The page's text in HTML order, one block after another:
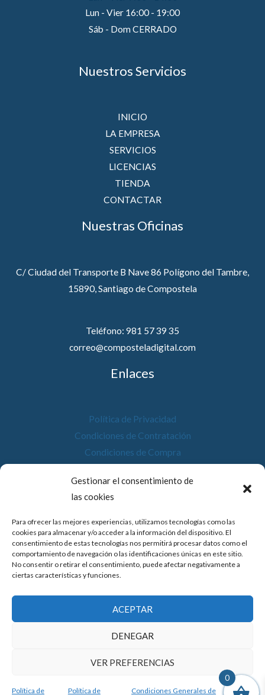
Gestionar el consentimiento de
las cookies
Para ofrecer las mejores experiencias, utilizamos tecnologías como las
cookies para almacenar y/o acceder a la información del dispositivo. El
consentimiento de estas tecnologías nos permitirá procesar datos como el
comportamiento de navegación o las identificaciones únicas en este sitio.
No consentir o retirar el consentimiento, puede afectar negativamente a
ciertas características y funciones.
ACEPTAR
DENEGAR
VER PREFERENCIAS
Política de Política de Condiciones Generales de
Lun - Vier 16:00 - 19:00
Sáb - Dom CERRADO
Nuestros Servicios
INICIO
LA EMPRESA
SERVICIOS
LICENCIAS
TIENDA
CONTACTAR
Nuestras Oficinas
C/ Ciudad del Transporte B Nave 86 Polígono del Tambre,
15890, Santiago de Compostela
Teléfono: 981 57 39 35
correo@composteladigital.com
Enlaces
Política de Privacidad
Condiciones de Contratación
Condiciones de Compra
Política de Cookies
Accesibilidad
© 2026 Compostela Digital
Financiado por la Unión Europea con el programa de Kit
Digital por los fondos Next Generation (EU) del
0